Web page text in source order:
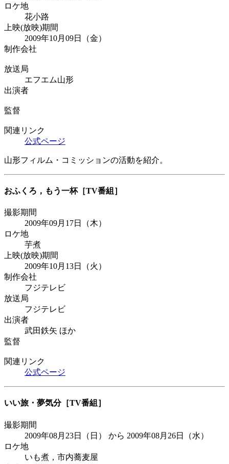
ロケ地
花小路
上映(放映)期間
2009年10月09日（金）
制作会社
放送局
エフエム山形
出演者
監督
関連リンク
公式ページ
山形フィルム・コミッションの活動を紹介。
おふくろ，もう一杯［TV番組］
撮影期間
2009年09月17日（木）
ロケ地
芋煮
上映(放映)期間
2009年10月13日（火）
制作会社
フジテレビ
放送局
フジテレビ
出演者
武田鉄矢 ほか
監督
関連リンク
公式ページ
いい旅・夢気分［TV番組］
撮影期間
2009年08月23日（日） から 2009年08月26日（水）
ロケ地
いも煮，市内蕎麦屋